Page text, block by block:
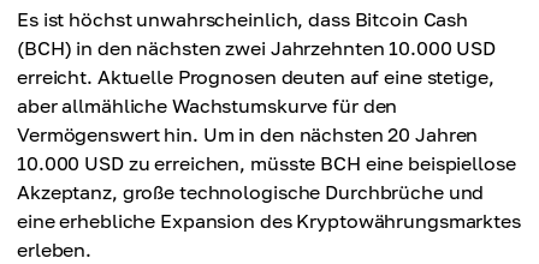
Es ist höchst unwahrscheinlich, dass Bitcoin Cash
(BCH) in den nächsten zwei Jahrzehnten 10.000 USD
erreicht. Aktuelle Prognosen deuten auf eine stetige,
aber allmähliche Wachstumskurve für den
Vermögenswert hin. Um in den nächsten 20 Jahren
10.000 USD zu erreichen, müsste BCH eine beispiellose
Akzeptanz, große technologische Durchbrüche und
eine erhebliche Expansion des Kryptowährungsmarktes
erleben.